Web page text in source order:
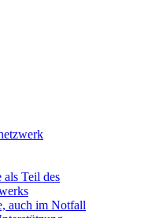
als Teil des
auch im Notfall